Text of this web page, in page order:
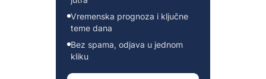
Vremenska prognoza i ključne
teme dana
Bez spama, odjava u jednom
kliku